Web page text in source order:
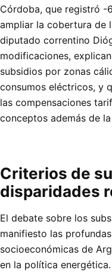
Córdoba, que registró -
ampliar la cobertura de
diputado correntino
modificaciones,
subsidios por zonas
consumos eléctricos, y
las compensaciones
conceptos además de
Criterios de
disparidades
El debate sobre los
manifiesto las
socioeconómicas de
en la política